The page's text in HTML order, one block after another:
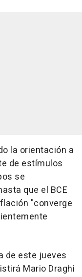
la orientación a
de estímulos
se
que el BCE
"converge
de este jueves
Mario Draghi